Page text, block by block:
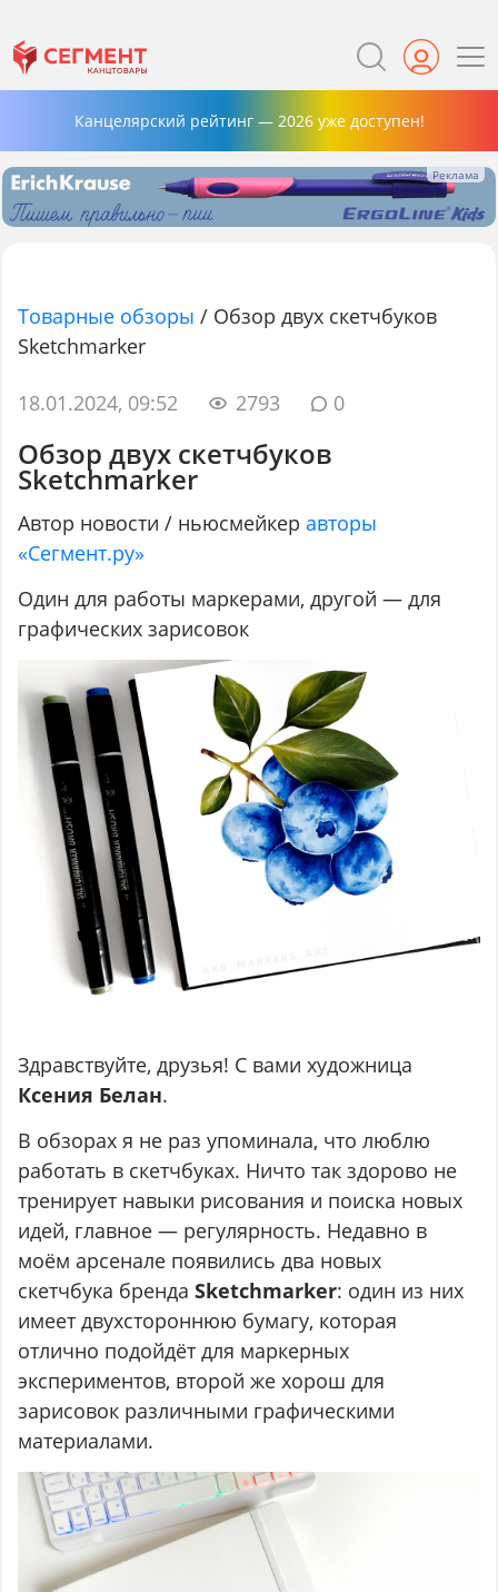
Канцелярский рейтинг — 2026 уже доступен!
Товарные обзоры / Обзор двух скетчбуков
Sketchmarker
18.01.2024, 09:52 2793 0
Обзор двух скетчбуков
Sketchmarker
Автор новости / ньюсмейкеравторы
«Сегмент.ру»
Один для работы маркерами, другой — для
графических зарисовок
Здравствуйте, друзья! С вами художница
Ксения Белан.
В обзорах я не раз упоминала, что люблю
работать в скетчбуках. Ничто так здорово не
тренирует навыки рисования и поиска новых
идей, главное — регулярность. Недавно в
моём арсенале появились два новых
скетчбука брендаSketchmarker: один из них
имеет двухстороннюю бумагу, которая
отлично подойдёт для маркерных
экспериментов, второй же хорош для
зарисовок различными графическими
материалами.